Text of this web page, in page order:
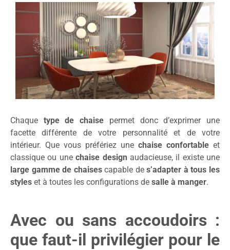
Chaque type de chaise permet donc d’exprimer une
facette différente de votre personnalité et de votre
intérieur. Que vous préfériez une chaise confortable et
classique ou unechaise design audacieuse, il existe une
large gamme de chaisescapable des’adapter à tous les
styles et à toutes les configurations de salle à manger.
Avec ou sans accoudoirs :
que faut-il privilégier pour le